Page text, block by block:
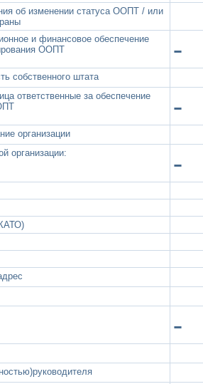
об изменении статуса ООПТ / или
и финансовое обеспечение
ООПТ
-
собственного штата
ответственные за обеспечение
-
организации
организации: -
-